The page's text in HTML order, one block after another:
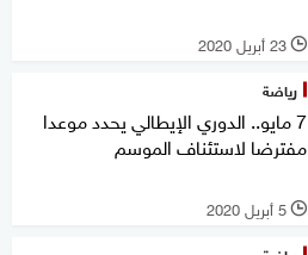
l 23 أبريل 2020
رياضة
7 مايو.. الدوري الإيطالي يحدد موعدا
مفترضا لاستئناف الموسم
l 5 أبريل 2020